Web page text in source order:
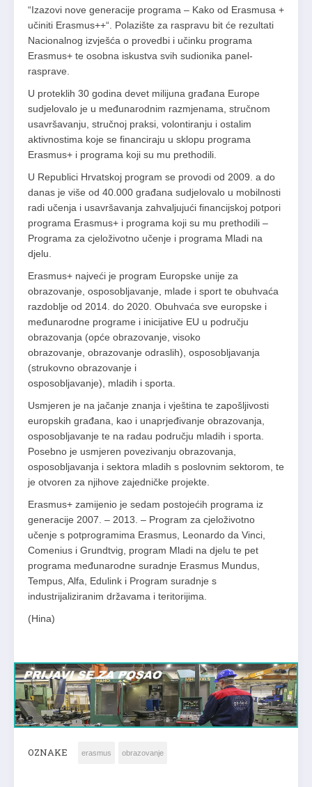
“Izazovi nove generacije programa – Kako od Erasmusa +
učiniti Erasmus++“. Polazište za raspravu bit će rezultati
Nacionalnog izvješća o provedbi i učinku programa
Erasmus+ te osobna iskustva svih sudionika panel-
rasprave.
U proteklih 30 godina devet milijuna građana Europe
sudjelovalo je u međunarodnim razmjenama, stručnom
usavršavanju, stručnoj praksi, volontiranju i ostalim
aktivnostima koje se financiraju u sklopu programa
Erasmus+ i programa koji su mu prethodili.
U Republici Hrvatskoj program se provodi od 2009. a do
danas je više od 40.000 građana sudjelovalo u mobilnosti
radi učenja i usavršavanja zahvaljujući financijskoj potpori
programa Erasmus+ i programa koji su mu prethodili –
Programa za cjeloživotno učenje i programa Mladi na
djelu.
Erasmus+ najveći je program Europske unije za
obrazovanje, osposobljavanje, mlade i sport te obuhvaća
razdoblje od 2014. do 2020. Obuhvaća sve europske i
međunarodne programe i inicijative EU u području
obrazovanja (opće obrazovanje, visoko
obrazovanje, obrazovanje odraslih), osposobljavanja
(strukovno obrazovanje i
osposobljavanje), mladih i sporta.
Usmjeren je na jačanje znanja i vještina te zapošljivosti
europskih građana, kao i unaprjeđivanje obrazovanja,
osposobljavanje te na radau području mladih i sporta.
Posebno je usmjeren povezivanju obrazovanja,
osposobljavanja i sektora mladih s poslovnim sektorom, te
je otvoren za njihove zajedničke projekte.
Erasmus+ zamijenio je sedam postojećih programa iz
generacije 2007. – 2013. – Program za cjeloživotno
učenje s potprogramima Erasmus, Leonardo da Vinci,
Comenius i Grundtvig, program Mladi na djelu te pet
programa međunarodne suradnje Erasmus Mundus,
Tempus, Alfa, Edulink i Program suradnje s
industrijaliziranim državama i teritorijima.
(Hina)
OZNAKE erasmus obrazovanje